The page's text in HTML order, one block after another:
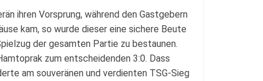
ihren Vorsprung, während den Gastgebern
kam, so wurde dieser eine sichere Beute
der gesamten Partie zu bestaunen.
zum entscheidenden 3:0. Dass
am souveränen und verdienten TSG-Sieg